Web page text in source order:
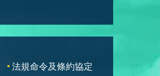
法規命令及條約協定